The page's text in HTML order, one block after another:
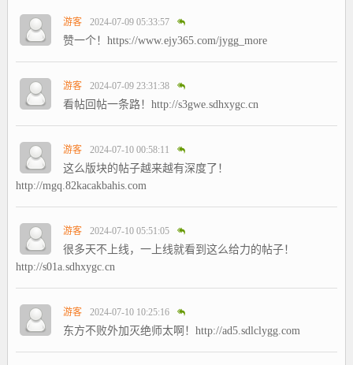
游客 2024-07-09 05:33:57
赞一个！https://www.ejy365.com/jygg_more
游客 2024-07-09 23:31:38
看帖回帖一条路！http://s3gwe.sdhxygc.cn
游客 2024-07-10 00:58:11
这么版块的帖子越来越有深度了！
http://mgq.82kacakbahis.com
游客 2024-07-10 05:51:05
很多天不上线，一上线就看到这么给力的帖子！
http://s01a.sdhxygc.cn
游客 2024-07-10 10:25:16
东方不败外加灭绝师太啊！http://ad5.sdlclygg.com